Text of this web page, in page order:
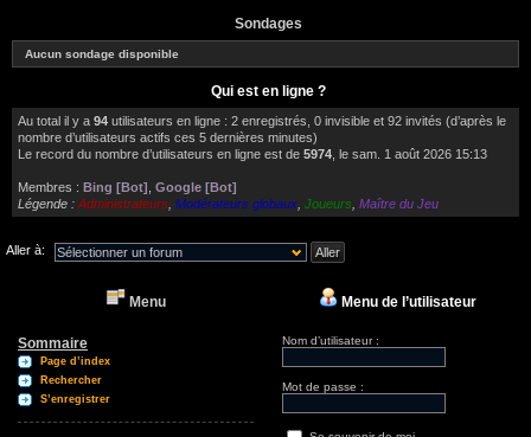
Sondages
Aucun sondage disponible
Qui est en ligne ?
Au total il y a 94 utilisateurs en ligne : 2 enregistrés, 0 invisible et 92 invités (d’après le
nombre d’utilisateurs actifs ces 5 dernières minutes)
Le record du nombre d’utilisateurs en ligne est de 5974 , le sam. 1 août 2026 15:13
Membres : Bing [Bot] Google [Bot]
Légende : Administrateurs Modérateurs globaux Joueurs Maître du Jeu
Aller à:
Menu
Sommaire
Page d’index
Rechercher
S’enregistrer
Menu de l’utilisateur
Nom d’utilisateur :
Mot de passe :